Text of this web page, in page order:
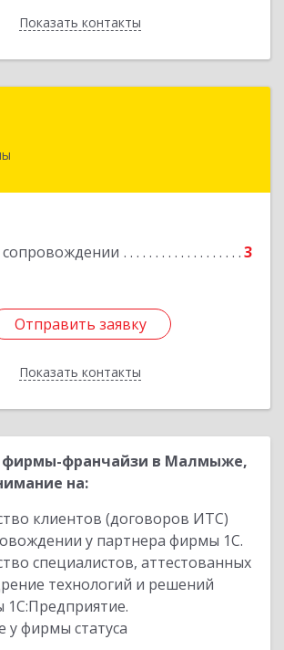
Показать контакты
Назад
3
Отправить заявку
Показать контакты
Кировская обл, Вятские Поляны г,
Отправить заявку
Назад
фирмы-франчайзи в Малмыже,
на:
клиентов (договоров ИТС)
у партнера фирмы 1С.
специалистов, аттестованных
технологий и решений
1С:Предприятие.
у фирмы статуса